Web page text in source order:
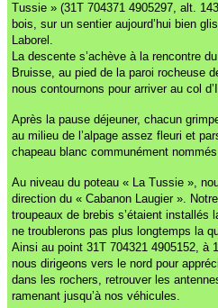
Tussie » (31T 704371 4905297, alt.
bois, sur un sentier aujourd’hui bien
Laborel.
La descente s’achève à la rencontre
Bruisse, au pied de la paroi rocheuse
nous contournons pour arriver au col
Après la pause déjeuner, chacun
au milieu de l’alpage assez fleuri et
chapeau blanc communément
Au niveau du poteau « La Tussie »,
direction du « Cabanon Laugier ».
troupeaux de brebis s’étaient installés
ne troublerons pas plus longtemps la
Ainsi au point 31T 704321 4905152, à
nous dirigeons vers le nord pour
dans les rochers, retrouver les
ramenant jusqu’à nos véhicules.